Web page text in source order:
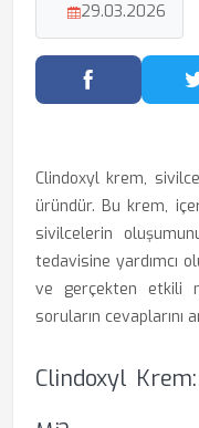
29.03.2026
Clindoxyl krem,
üründür. Bu krem,
sivilcelerin
tedavisine yardımcı
ve gerçekten etkili
soruların cevaplarını
Clindoxyl